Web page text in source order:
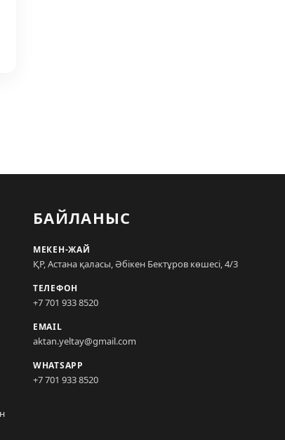
БАЙЛАНЫС
МЕКЕН-ЖАЙ
ҚР, Астана қаласы, Әбікен Бектұров көшесі, 4/3
ТЕЛЕФОН
+7 701 933 8520
EMAIL
aktan.yeltay@gmail.com
WHATSAPP
+7 701 933 8520